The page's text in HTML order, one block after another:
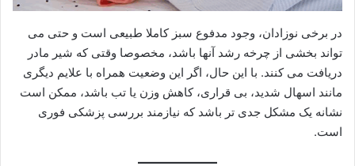
در برخی نوزادان، وجود مدفوع سبز کاملا طبیعی است و حتی می
تواند بخشی از چرخه رشد آنها باشد، مخصوصا وقتی که شیر مادر
دریافت می کنند. با این حال، اگر این وضعیت همراه با علایم دیگری
مانند اسهال شدید، بی قراری، کاهش وزن یا تب باشد، ممکن است
نشانه یک مشکل جدی تر باشد که نیازمند بررسی پزشکی فوری
است.